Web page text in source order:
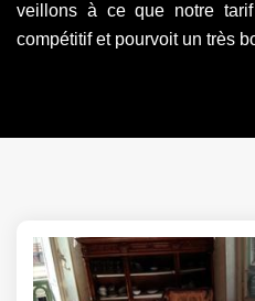
veillons à ce que notre tarif
compétitif et pourvoit un très